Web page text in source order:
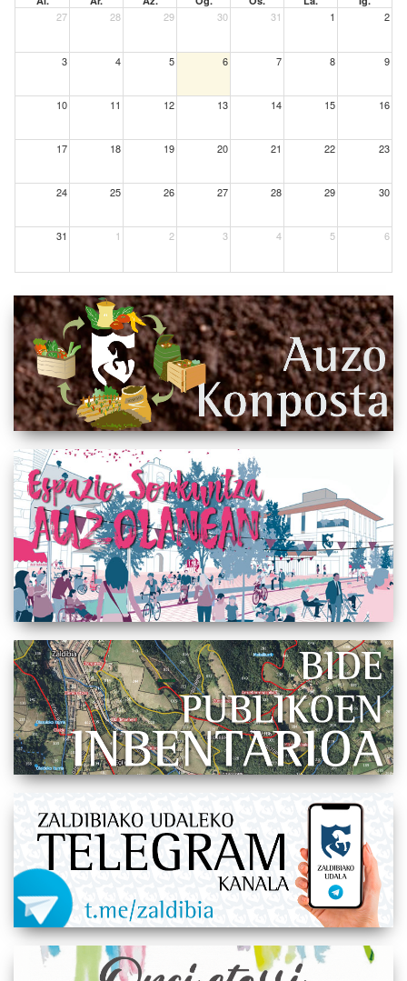
27 28 29 30 31 1 2
3 4 5 6 7 8 9
10 11 12 13 14 15 16
17 18 19 20 21 22 23
24 25 26 27 28 29 30
31 1 2 3 4 5 6